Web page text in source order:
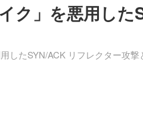
ク」を悪用し
したSYN/ACK リフレクター攻